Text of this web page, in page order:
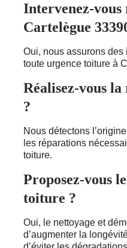
Intervenez-vous
Cartelègue
Oui, nous assurons
toute urgence toiture à
Réalisez-vous
?
Nous détectons
les réparations
toiture.
Proposez-vous
toiture ?
Oui, le nettoyage et
d’augmenter la